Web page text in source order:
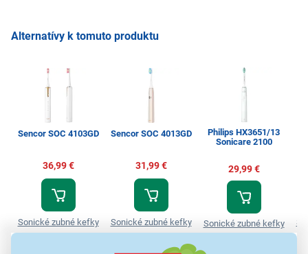
Alternatívy k tomuto produktu
Sencor SOC 4103GD
36,99 €
Sonické zubné kefky
Sencor SOC 4013GD
31,99 €
Sonické zubné kefky
Philips HX3651/13
Sonicare 2100
29,99 €
Sonické zubné kefky